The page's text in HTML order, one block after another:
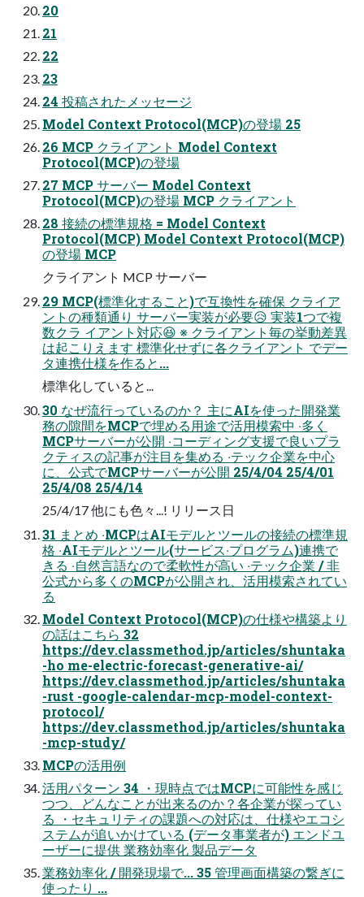
20
21
22
23
24 投稿されたメッセージ
Model Context Protocol(MCP)の登場 25
26 MCP クライアント Model Context
Protocol(MCP)の登場
27 MCP サーバー Model Context
Protocol(MCP)の登場 MCP クライアント
28 接続の標準規格 = Model Context
Protocol(MCP) Model Context Protocol(MCP)
の登場 MCP
クライアント MCP サーバー
29 MCP(標準化すること)で互換性を確保 クライア
ントの種類通り サーバー実装が必要😥 実装1つで複
数クラ イアント対応😆 ※ クライアント毎の挙動差異
は起こりえます 標準化せずに各クライアント でデー
タ連携仕様を作ると...
標準化していると...
30 なぜ流⾏っているのか？ 主にAIを使った開発業
務の隙間をMCPで埋める⽤途で活⽤模索中 ‧多く
MCPサーバーが公開 ‧コーディング⽀援で良いプラ
クティスの記事が注⽬を集める ‧テック企業を中⼼
に、公式でMCPサーバーが公開 25/4/04 25/4/01
25/4/08 25/4/14
25/4/17 他にも⾊々...! リリース⽇
31 まとめ ‧MCPはAIモデルとツールの接続の標準規
格 ‧AIモデルとツール(サービス‧プログラム)連携で
きる ‧⾃然⾔語なので柔軟性が⾼い ‧テック企業 / ⾮
公式から多くのMCPが公開され、活⽤模索されてい
る
Model Context Protocol(MCP)の仕様や構築より
の話はこちら 32
https://dev.classmethod.jp/articles/shuntaka
-ho me-electric-forecast-generative-ai/
https://dev.classmethod.jp/articles/shuntaka
-rust -google-calendar-mcp-model-context-
protocol/
https://dev.classmethod.jp/articles/shuntaka
-mcp-study/
MCPの活⽤例
活⽤パターン 34 ・現時点ではMCPに可能性を感じ
つつ、どんなことが出来るのか？各企業が探ってい
る ・セキュリティの課題への対応は、仕様やエコシ
ステムが追いかけている (データ事業者が) エンドユ
ーザーに提供 業務効率化 製品データ
業務効率化 / 開発現場で... 35 管理画面構築の繋ぎに
使ったり ...